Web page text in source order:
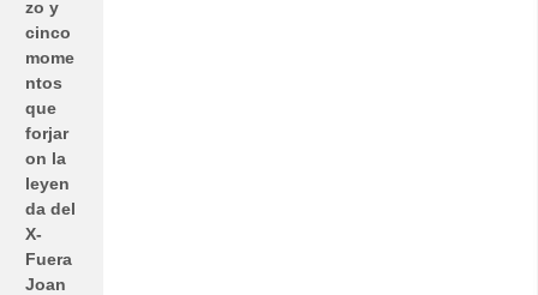
zo y
cinco
mome
ntos
que
forjar
on la
leyen
da del
X-
Fuera
Joan